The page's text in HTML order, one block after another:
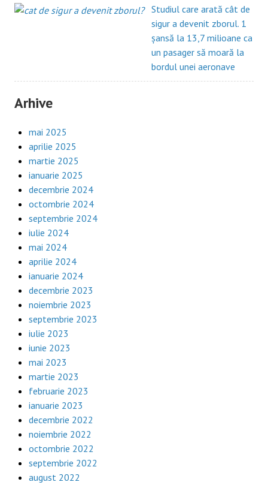
Studiul care arată cât de
sigur a devenit zborul. 1
șansă la 13,7 milioane ca
un pasager să moară la
bordul unei aeronave
Arhive
mai 2025
aprilie 2025
martie 2025
ianuarie 2025
decembrie 2024
octombrie 2024
septembrie 2024
iulie 2024
mai 2024
aprilie 2024
ianuarie 2024
decembrie 2023
noiembrie 2023
septembrie 2023
iulie 2023
iunie 2023
mai 2023
martie 2023
februarie 2023
ianuarie 2023
decembrie 2022
noiembrie 2022
octombrie 2022
septembrie 2022
august 2022